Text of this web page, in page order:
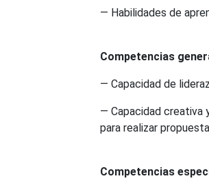
— Habilidades de
Competencias
— Capacidad de
— Capacidad creativa
para realizar
Competencias